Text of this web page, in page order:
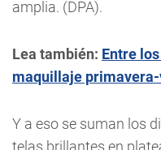
amplia. (DPA).
Lea también: Entre
maquillaje
Y a eso se suman los